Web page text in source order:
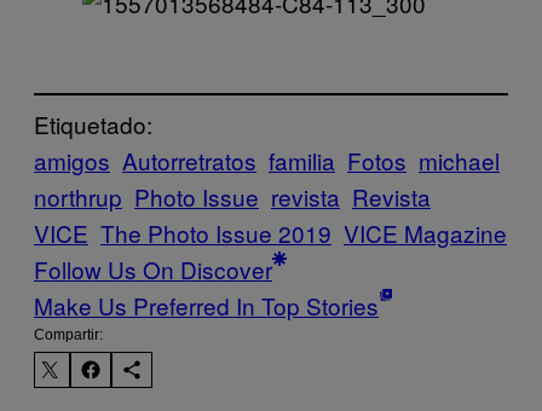
Etiquetado:
amigos Autorretratos familia Fotos michael
northrup Photo Issue revista Revista
VICE The Photo Issue 2019 VICE Magazine
Follow Us On Discover
Make Us Preferred In Top Stories
Compartir: